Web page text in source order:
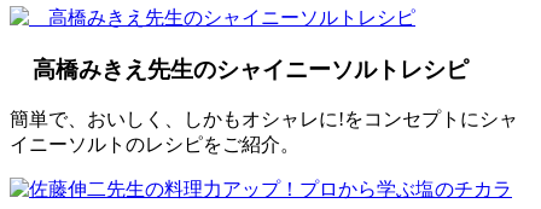
高橋みきえ先生のシャイニーソルトレシピ
簡単で、おいしく、しかもオシャレに!をコンセプトにシャ
イニーソルトのレシピをご紹介。